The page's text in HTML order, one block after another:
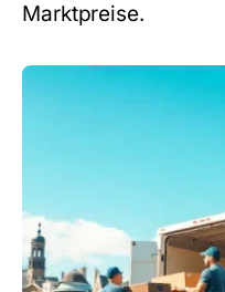
Marktpreise.